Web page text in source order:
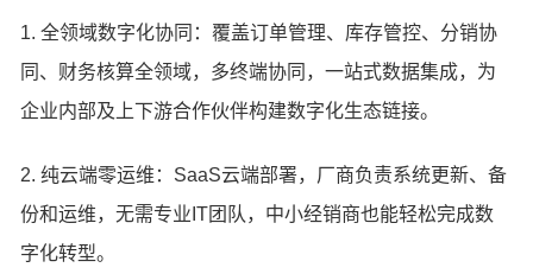
1. 全领域数字化协同：覆盖订单管理、库存管控、分销协
同、财务核算全领域，多终端协同，一站式数据集成，为
企业内部及上下游合作伙伴构建数字化生态链接。
2. 纯云端零运维：SaaS云端部署，厂商负责系统更新、备
份和运维，无需专业IT团队，中小经销商也能轻松完成数
字化转型。